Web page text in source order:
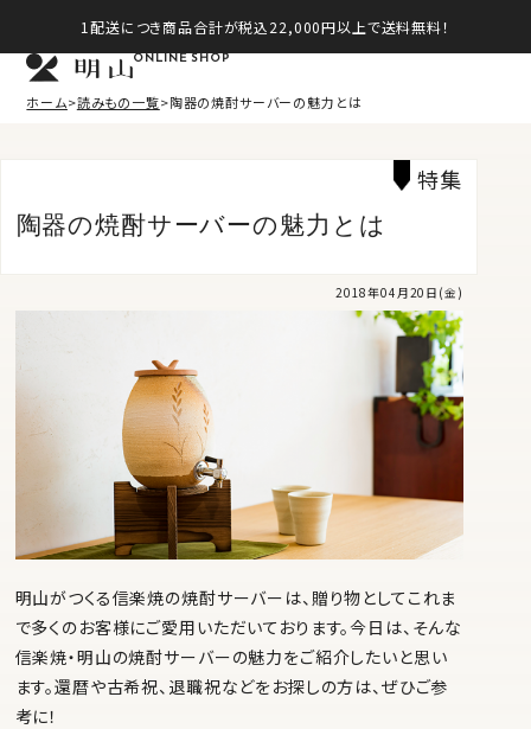
1配送につき商品合計が税込22,000円以上で送料無料！
ONLINE SHOP
ホーム 読みもの一覧 陶器の焼酎サーバーの魅力とは
陶器の焼酎サーバーの魅力とは
特集
2018年04月20日(金)
明山がつくる信楽焼の焼酎サーバーは、贈り物としてこれま
で多くのお客様にご愛用いただいております。今日は、そんな
信楽焼・明山の焼酎サーバーの魅力をご紹介したいと思い
ます。還暦や古希祝、退職祝などをお探しの方は、ぜひご参
考に！